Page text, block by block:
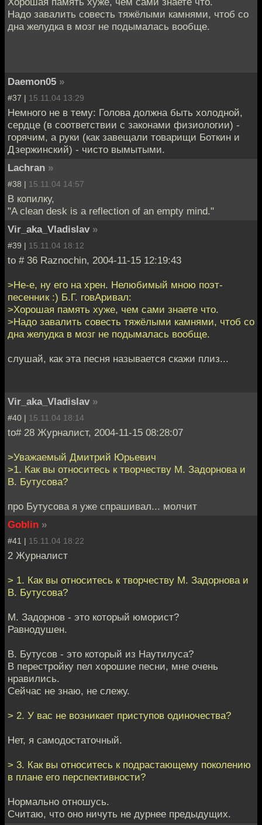
Надо завалить совесть тяжёлыми камнями, чтоб со
дна желудка в мозг не подымалась вообще.
Daemon05 »
#37 | 15.11.04 13:29
Немного не в тему: Голова должна быть холодной,
сердце (в соответствии с законами физиологии) -
горячим, а руки (как завещали товарищи Боткин и
Дзержинский) - чисто вымытыми.
Lachran »
#38 | 15.11.04 14:57
В копилку,
"A clean desk is a reflection of an empty mind."
Vir_aka_Vladislav »
#39 | 15.11.04 18:12
to # 36 Raznochin, 2004-11-15 12:19:43
>Не-е, ну его на хрен. Нелюбимый мною поэт-
песенник :) Б.Г. говАривал:
>Хорошая память хуже, чем сами знаете что.
>Надо завалить совесть тяжёлыми камнями, чтоб со
дна желудка в мозг не подымалась вообще.
слушай, как эта песня называется скажи плиз...
Vir_aka_Vladislav »
#40 | 15.11.04 18:14
to# 28 Журналист, 2004-11-15 08:28:07
>Уважаемый Дмитрий Юрьевич
>1. Как вы относитесь к творчеству М. Задорнова и
В. Бутусова?
про Бутусова я уже спрашивал... молчит
Goblin »
#41 | 15.11.04 18:22
2 Журналист
> 1. Как вы относитесь к творчеству М. Задорнова и
В. Бутусова?
М. Задорнов - это который юморист?
Равнодушен.
В. Бутусов - это который из Наутилуса?
В перестройку пел хорошие песни, мне очень
нравились.
Сейчас не знаю, не слежу.
> 2. У вас не возникает приступов одиночества?
Нет, я самодостаточный.
> 3. Как вы относитесь к подрастающему поколению
в плане его перспективности?
Нормально отношусь.
Считаю, что оно ничуть не дурнее предыдущих.